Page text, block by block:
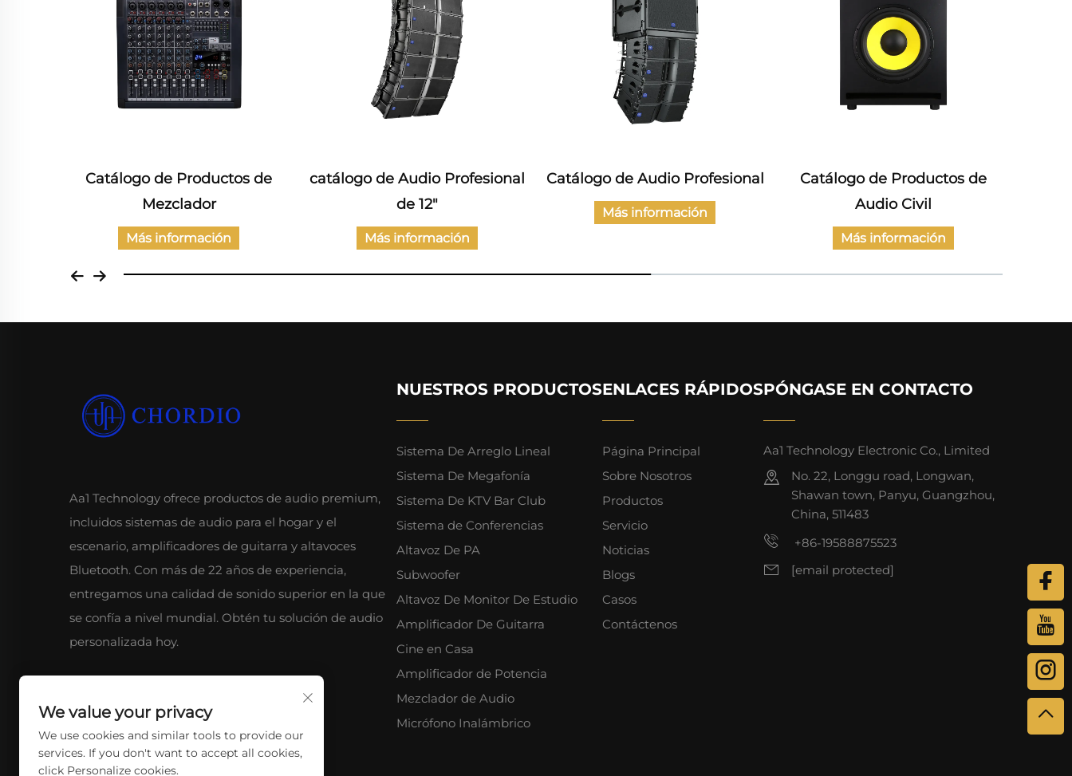
Catálogo de Productos de
Mezclador
Más información
catálogo de Audio Profesional
de 12"
Más información
Catálogo de Audio Profesional
Más información
Catálogo de Productos de
Audio Civil
Más información
Aa1 Technology ofrece productos de audio premium,
incluidos sistemas de audio para el hogar y el
escenario, amplificadores de guitarra y altavoces
Bluetooth. Con más de 22 años de experiencia,
entregamos una calidad de sonido superior en la que
se confía a nivel mundial. Obtén tu solución de audio
personalizada hoy.
NUESTROS PRODUCTOS
Sistema De Arreglo Lineal
Sistema De Megafonía
Sistema De KTV Bar Club
Sistema de Conferencias
Altavoz De PA
Subwoofer
Altavoz De Monitor De Estudio
Amplificador De Guitarra
Cine en Casa
Amplificador de Potencia
Mezclador de Audio
Micrófono Inalámbrico
ENLACES RÁPIDOS
Página Principal
Sobre Nosotros
Productos
Servicio
Noticias
Blogs
Casos
Contáctenos
PÓNGASE EN CONTACTO
Aa1 Technology Electronic Co., Limited
No. 22, Longgu road, Longwan,
Shawan town, Panyu, Guangzhou,
China, 511483
+86-19588875523
[email protected]
We value your privacy
We use cookies and similar tools to provide our
services. If you don't want to accept all cookies,
click Personalize cookies.